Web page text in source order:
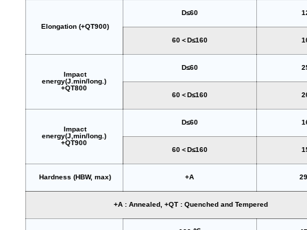
Elongation (+QT900)
D≤60
60＜D≤160
Impact
energy(J.min/long.)
+QT800
D≤60
60＜D≤160
Impact
energy(J,min/long.)
+QT900
D≤60
60＜D≤160
Hardness (HBW, max) +A
+A : Annealed, +QT : Quenched and Tempered